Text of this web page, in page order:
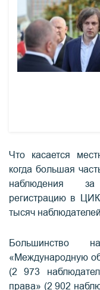
Что касается
когда большая
наблюдения за
регистрацию в ЦИК
тысяч
Большинство
«Международную
(2 973
права» (2 902